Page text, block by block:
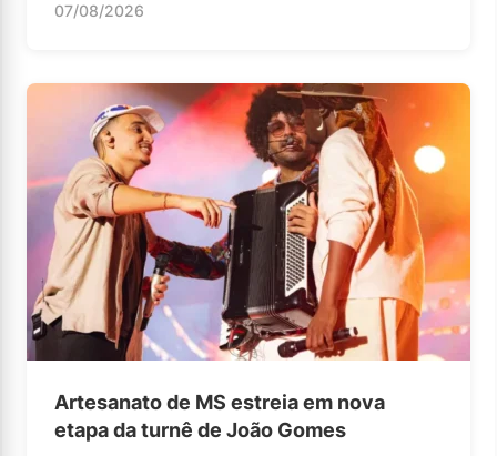
07/08/2026
Artesanato de MS estreia em nova
etapa da turnê de João Gomes